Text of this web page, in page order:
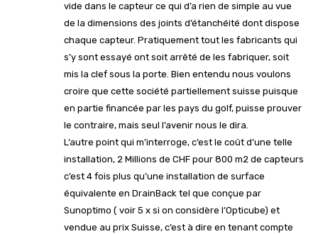
vide dans le capteur ce qui d’a rien de simple au vue
de la dimensions des joints d’étanchéité dont dispose
chaque capteur. Pratiquement tout les fabricants qui
s’y sont essayé ont soit arrêté de les fabriquer, soit
mis la clef sous la porte. Bien entendu nous voulons
croire que cette société partiellement suisse puisque
en partie financée par les pays du golf, puisse prouver
le contraire, mais seul l’avenir nous le dira.
L’autre point qui m’interroge, c’est le coût d’une telle
installation, 2 Millions de CHF pour 800 m2 de capteurs
c’est 4 fois plus qu’une installation de surface
équivalente en DrainBack tel que conçue par
Sunoptimo ( voir 5 x si on considère l’Opticube) et
vendue au prix Suisse, c’est à dire en tenant compte